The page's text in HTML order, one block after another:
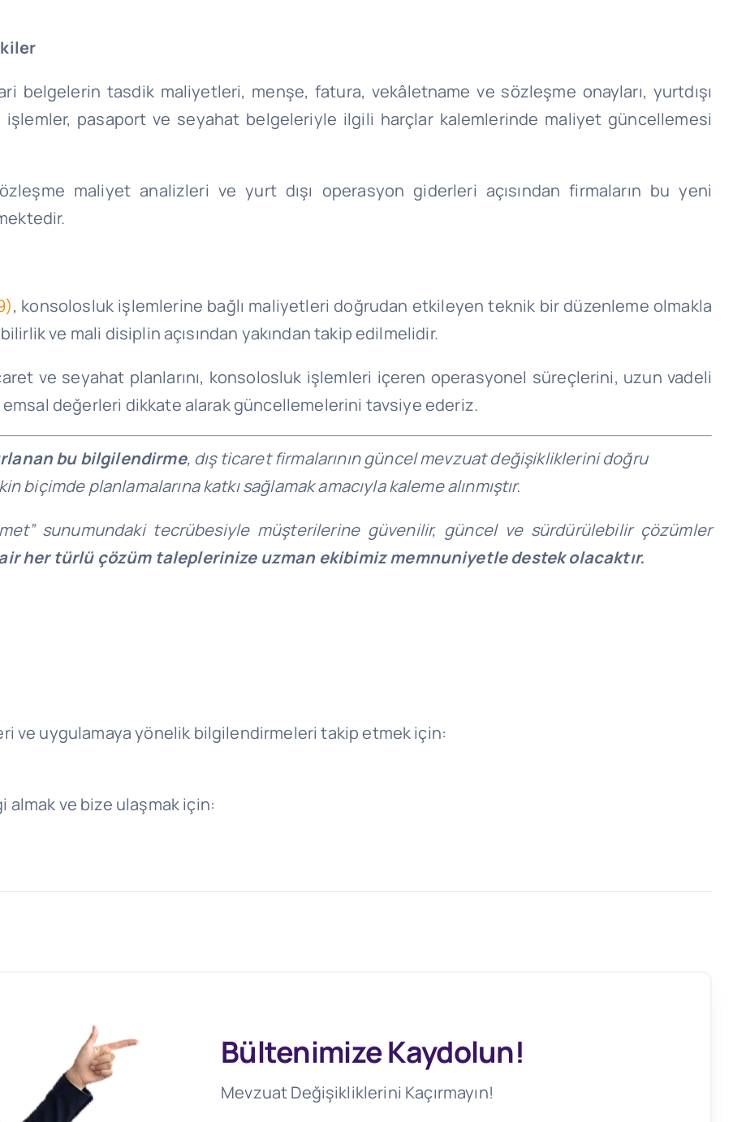
belgelerin tasdik maliyetleri, menşe, fatura, vekâletname ve sözleşme onayları, yurtdışı
pasaport ve seyahat belgeleriyle ilgili harçlar kalemlerinde maliyet güncellemesi
maliyet analizleri ve yurt dışı operasyon giderleri açısından firmaların bu yeni
, konsolosluk işlemlerine bağlı maliyetleri doğrudan etkileyen teknik bir düzenleme olmakla
ve mali disiplin açısından yakından takip edilmelidir.
ve seyahat planlarını, konsolosluk işlemleri içeren operasyonel süreçlerini, uzun vadeli
emsal değerleri dikkate alarak güncellemelerini tavsiye ederiz.
bu bilgilendirme, dış ticaret firmalarının güncel mevzuat değişikliklerini doğru
biçimde planlamalarına katkı sağlamak amacıyla kaleme alınmıştır.
sunumundaki tecrübesiyle müşterilerine güvenilir, güncel ve sürdürülebilir çözümler
her türlü çözüm taleplerinize uzman ekibimiz memnuniyetle destek olacaktır.
ve uygulamaya yönelik bilgilendirmeleri takip etmek için:
almak ve bize ulaşmak için:
Bültenimize Kaydolun!
Mevzuat Değişikliklerini Kaçırmayın!